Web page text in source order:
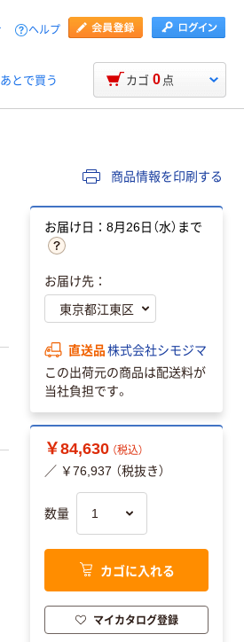
ヘルプ
あとで買う カゴ 0 点
商品情報を印刷する
お届け日：8月26日（水）まで
お届け先：
直送品株式会社シモジマ
この出荷元の商品は配送料が
当社負担です。
￥84,630 （税込）
／ ￥76,937 （税抜き）
数量
カゴに入れる
マイカタログ登録